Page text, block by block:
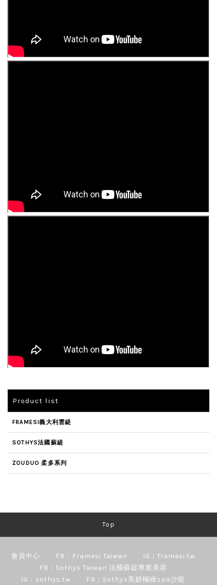
Product list
FRAMESI義大利雲緹
SOTHYS法國蘇緹
ZOUDUO 柔多系列
Top
會員中心 FB：Framesi Taiwan
IG：framesi.tw
FB：Sothys Taiwan 法國蘇緹專業美容
IG：sothys.tw
FB：Sothys美妍極緻spa沙龍